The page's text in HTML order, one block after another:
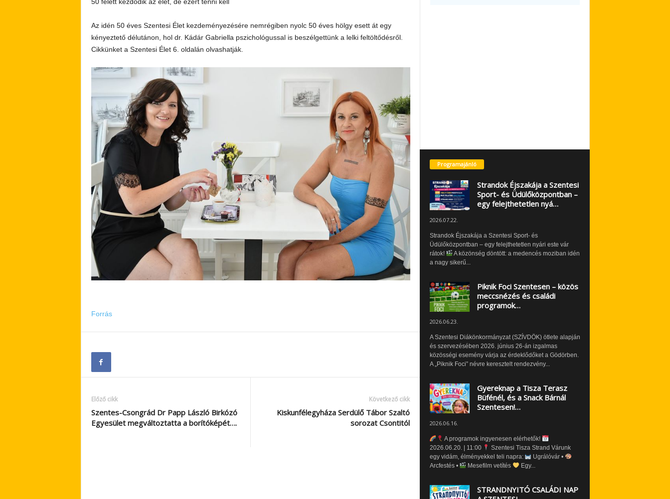
Az idén 50 éves Szentesi Élet kezdeményezésére nemrégiben nyolc 50 éves hölgy esett át egy
kényeztető délutánon, hol dr. Kádár Gabriella pszichológussal is beszélgettünk a lelki feltöltődésről.
Cikkünket a Szentesi Élet 6. oldalán olvashatják.
Forrás
Előző cikk
Szentes-Csongrád Dr Papp László Birkózó
Egyesület megváltoztatta a borítóképét….
Következő cikk
Kiskunfélegyháza Serdülő Tábor Szaltó
sorozat Csontitól
Programajánló
Strandok Éjszakája a Szentesi
Sport- és Üdülőközpontban –
egy felejthetetlen nyá…
2026.07.22.
Strandok Éjszakája a Szentesi Sport- és
Üdülőközpontban – egy felejthetetlen nyári este vár
rátok!
A közönség döntött: a medencés moziban idén
a nagy sikerű...
Piknik Foci Szentesen – közös
meccsnézés és családi
programok…
2026.06.23.
A Szentesi Diákönkormányzat (SZÍVDÖK) ötlete alapján
és szervezésében 2026. június 26-án izgalmas
közösségi esemény várja az érdeklődőket a Gödörben.
A „Piknik Foci” névre keresztelt rendezvény...
Gyereknap a Tisza Terasz
Büfénél, és a Snack Bárnál
Szentesen!…
2026.06.16.
A programok ingyenesen elérhetők!
2026.06.20. | 11:00
Szentesi Tisza Strand Várunk
egy vidám, élményekkel teli napra:
Ugrálóvár •
Arcfestés •
Mesefilm vetítés Egy...
STRANDNYITÓ CSALÁDI NAP